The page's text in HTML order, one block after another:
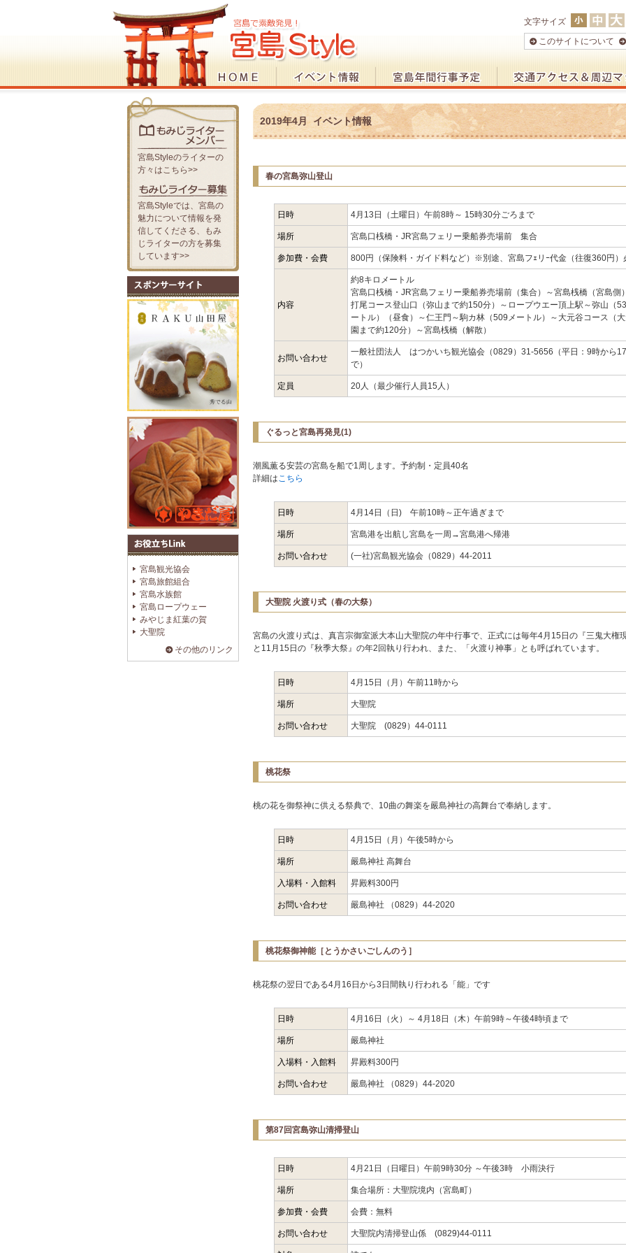
文字サイズ
このサイトについて
2019年4月 イベント情報
春の宮島弥山登山
日時 4月13日（土曜日）午前8時～ 15時30分ごろまで
場所 宮島口桟橋・JR宮島フェリー乗船券売場前 集合
参加費・会費 800円（保険料・ガイド料など）※別途、宮島フｪリｰ代金（往復360円）
内容
約8キロメートル
宮島口桟橋・JR宮島フェリー乗船券売場前（集合）～宮島桟橋（宮島側
打尾コース登山口（弥山まで約150分）～ロープウエー頂上駅～弥山（
ートル）（昼食）～仁王門～駒カ林（509メートル）～大元谷コース（
園まで約120分）～宮島桟橋（解散）
お問い合わせ
一般社団法人 はつかいち観光協会（0829）31-5656（平日：9時から17
で）
定員 20人（最少催行人員15人）
ぐるっと宮島再発見(1)
潮風薫る安芸の宮島を船で1周します。予約制・定員40名
詳細はこちら
日時 4月14日（日) 午前10時～正午過ぎまで
場所 宮島港を出航し宮島を一周→宮島港へ帰港
お問い合わせ (一社)宮島観光協会（0829）44-2011
大聖院 火渡り式（春の大祭）
宮島の火渡り式は、真言宗御室派大本山大聖院の年中行事で、正式には毎年4月15日の『三鬼大権現
と11月15日の『秋季大祭』の年2回執り行われ、また、「火渡り神事」とも呼ばれています。
日時 4月15日（月）午前11時から
場所 大聖院
お問い合わせ 大聖院 (0829）44-0111
桃花祭
桃の花を御祭神に供える祭典で、10曲の舞楽を嚴島神社の高舞台で奉納します。
日時 4月15日（月）午後5時から
場所 嚴島神社 高舞台
入場料・入館料 昇殿料300円
お問い合わせ 嚴島神社 （0829）44-2020
桃花祭御神能［とうかさいごしんのう］
桃花祭の翌日である4月16日から3日間執り行われる「能」です
日時 4月16日（火）～ 4月18日（木）午前9時～午後4時頃まで
場所 嚴島神社
入場料・入館料 昇殿料300円
お問い合わせ 嚴島神社 （0829）44-2020
第87回宮島弥山清掃登山
日時 4月21日（日曜日）午前9時30分 ～午後3時 小雨決行
場所 集合場所：大聖院境内（宮島町）
参加費・会費 会費：無料
お問い合わせ 大聖院内清掃登山係 (0829)44-0111
宮島Styleのライターの
方々はこちら>>
宮島Styleでは、宮島の
魅力について情報を発
信してくださる、もみ
じライターの方を募集
しています>>
宮島観光協会
宮島旅館組合
宮島水族館
宮島ロープウェー
みやじま紅葉の賀
大聖院
その他のリンク